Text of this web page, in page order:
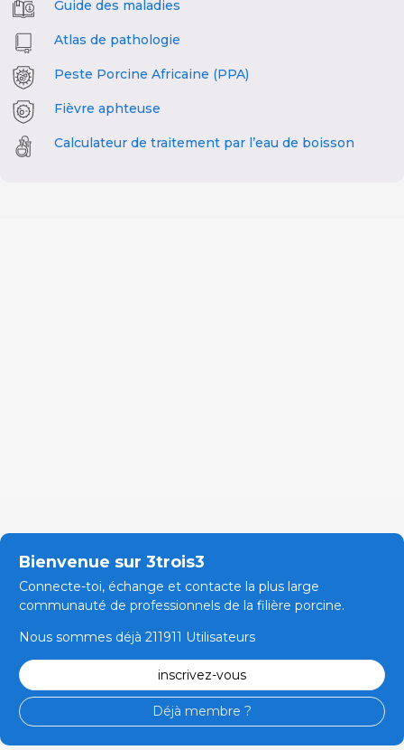
Guide des maladies
Atlas de pathologie
Peste Porcine Africaine (PPA)
Fièvre aphteuse
Calculateur de traitement par l’eau de boisson
Bienvenue sur 3trois3
Connecte-toi, échange et contacte la plus large
communauté de professionnels de la filière porcine.
Nous sommes déjà 211911 Utilisateurs
inscrivez-vous
Déjà membre ?